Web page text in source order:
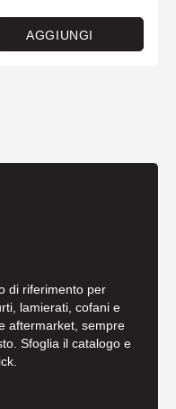
AGGIUNGI
di riferimento per
lamierati, cofani e
aftermarket, sempre
Sfoglia il catalogo e